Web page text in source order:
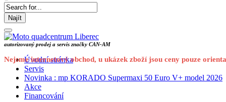
Najít
autorizovaný prodej a servis značky CAN-AM
Nejsme internetový obchod, u ukázek zboží jsou ceny pouze
Úvodní stránka
Servis
Novinka : mp KORADO Supermaxi 50 Euro V+ model 2026
Akce
Financování